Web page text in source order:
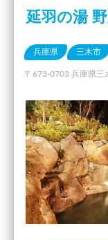
延羽の湯
兵庫県 三木市
〒673-0703 兵庫県三